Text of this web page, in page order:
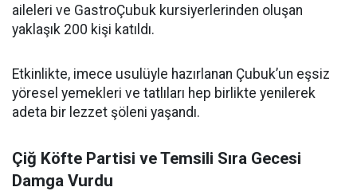
aileleri ve GastroÇubuk kursiyerlerinden oluşan
yaklaşık 200 kişi katıldı.
Etkinlikte, imece usulüyle hazırlanan Çubuk’un eşsiz
yöresel yemekleri ve tatlıları hep birlikte yenilerek
adeta bir lezzet şöleni yaşandı.
Çiğ Köfte Partisi ve Temsili Sıra Gecesi
Damga Vurdu